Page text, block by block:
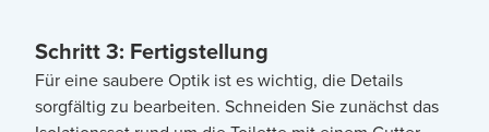
Schritt 3: Fertigstellung
Für eine saubere Optik ist es wichtig, die Details
sorgfältig zu bearbeiten. Schneiden Sie zunächst das